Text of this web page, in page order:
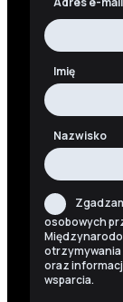
Imię
Nazwisko
osobowych
oraz
wsparcia.